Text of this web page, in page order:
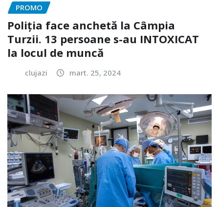
PROMO
Poliția face anchetă la Câmpia
Turzii. 13 persoane s-au INTOXICAT
la locul de muncă
clujazi mart. 25, 2024